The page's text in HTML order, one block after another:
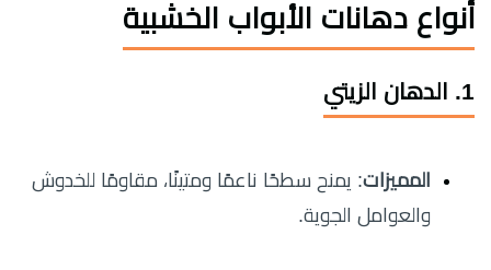
أنواع دهانات الأبواب الخشبية
1. الدهان الزيتي
المميزات: يمنح سطحًا ناعمًا ومتينًا، مقاومًا للخدوش
والعوامل الجوية.